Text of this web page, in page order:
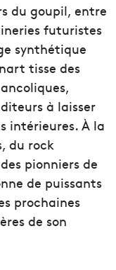
du goupil, entre
futuristes
synthétique
tisse des
à laisser
intérieures. À la
du rock
pionniers de
de puissants
prochaines
de son